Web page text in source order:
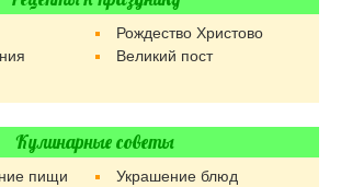
Рождество Христово
Великий пост
Кулинарные советы
пищи
Украшение блюд